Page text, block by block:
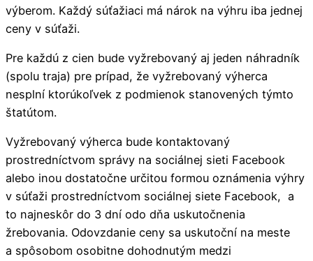
výberom. Každý súťažiaci má nárok na výhru iba jednej
ceny v súťaži.
Pre každú z cien bude vyžrebovaný aj jeden náhradník
(spolu traja) pre prípad, že vyžrebovaný výherca
nesplní ktorúkoľvek z podmienok stanovených týmto
štatútom.
Vyžrebovaný výherca bude kontaktovaný
prostredníctvom správy na sociálnej sieti Facebook
alebo inou dostatočne určitou formou oznámenia výhry
v súťaži prostredníctvom sociálnej siete Facebook, a
to najneskôr do 3 dní odo dňa uskutočnenia
žrebovania. Odovzdanie ceny sa uskutoční na meste
a spôsobom osobitne dohodnutým medzi